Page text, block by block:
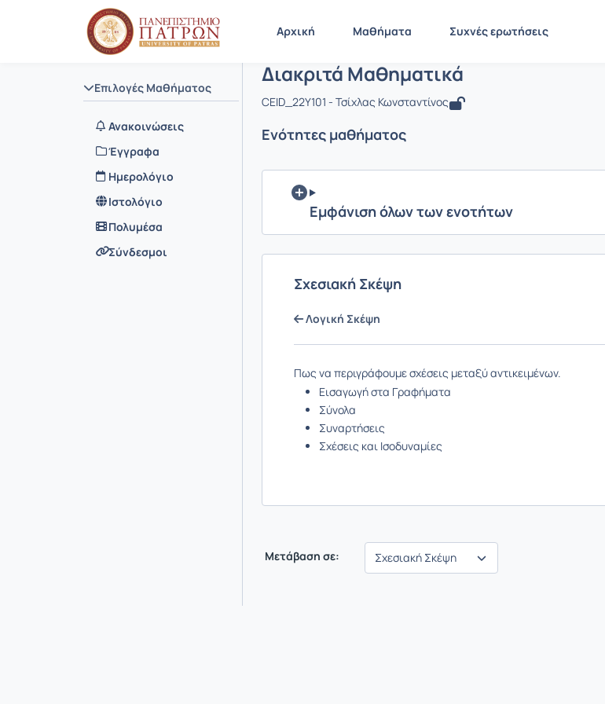
Αρχική Μαθήματα Συχνές ερωτήσεις
Επιλογές Μαθήματος
Ανακοινώσεις
Έγγραφα
Ημερολόγιο
Ιστολόγιο
Πολυμέσα
Σύνδεσμοι
Αρχική Σελίδα Διακριτά Μαθηματικά Ενότητες μαθήματος
Μάθημα : Διακριτά Μαθηματικά
Κωδικός : CEID1062
Διακριτά Μαθηματικά
CEID_22Y101 - Τσίχλας Κωνσταντίνος
Ενότητες μαθήματος
Εμφάνιση όλων των ενοτήτων
Σχεσιακή Σκέψη
Λογική Σκέψη
Πως να περιγράφουμε σχέσεις μεταξύ αντικειμένων.
Εισαγωγή στα Γραφήματα
Σύνολα
Συναρτήσεις
Σχέσεις και Ισοδυναμίες
Μετάβαση σε: